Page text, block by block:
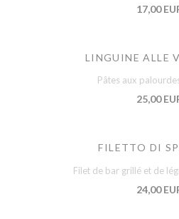
17,00
LINGUINE ALLE
Pâtes aux
25,00
FILETTO DI
Filet de bar grillé et de
24,00